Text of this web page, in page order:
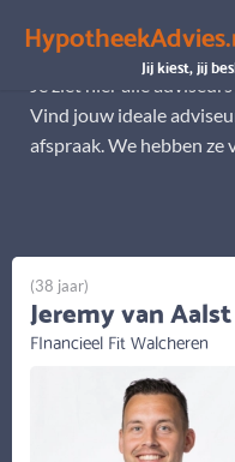
Jij kiest, jij
Alle adviseurs
Je ziet hier alle
Vind jouw ideale
afspraak. We hebben ze
(38 jaar)
Jeremy van Aalst
FInancieel Fit Walcheren